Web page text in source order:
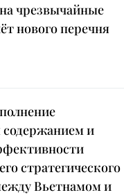
чрезвычайные
нового перечня
и
стратегического
Вьетнамом и